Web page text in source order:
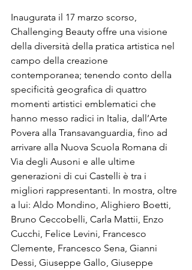
Inaugurata il 17 marzo scorso,
Challenging Beauty offre una visione
della diversità della pratica artistica nel
campo della creazione
contemporanea; tenendo conto della
specificità geografica di quattro
momenti artistici emblematici che
hanno messo radici in Italia, dall’Arte
Povera alla Transavanguardia, fino ad
arrivare alla Nuova Scuola Romana di
Via degli Ausoni e alle ultime
generazioni di cui Castelli è tra i
migliori rappresentanti. In mostra, oltre
a lui: Aldo Mondino, Alighiero Boetti,
Bruno Ceccobelli, Carla Mattii, Enzo
Cucchi, Felice Levini, Francesco
Clemente, Francesco Sena, Gianni
Dessi, Giuseppe Gallo, Giuseppe